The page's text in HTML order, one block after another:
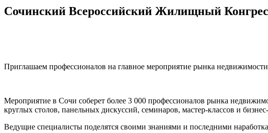
Сочинский Всероссийский Жилищный
Приглашаем профессионалов на главное мероприятие рынка
Мероприятие в Сочи соберет более 3 000 профессионалов рынка
круглых столов, панельных дискуссий, семинаров, мастер-классов и
Ведущие специалисты поделятся своими знаниями и последними